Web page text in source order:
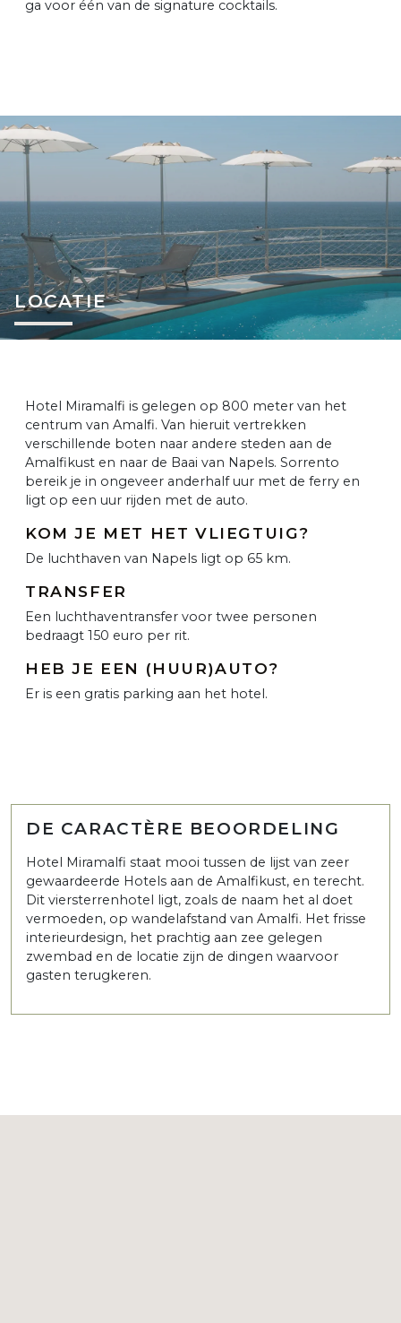
ga voor één van de signature cocktails.
LOCATIE
Hotel Miramalfi is gelegen op 800 meter van het
centrum van Amalfi. Van hieruit vertrekken
verschillende boten naar andere steden aan de
Amalfikust en naar de Baai van Napels. Sorrento
bereik je in ongeveer anderhalf uur met de ferry en
ligt op een uur rijden met de auto.
KOM JE MET HET VLIEGTUIG?
De luchthaven van Napels ligt op 65 km.
TRANSFER
Een luchthaventransfer voor twee personen
bedraagt 150 euro per rit.
HEB JE EEN (HUUR)AUTO?
Er is een gratis parking aan het hotel.
DE CARACTÈRE BEOORDELING
Hotel Miramalfi staat mooi tussen de lijst van zeer
gewaardeerde Hotels aan de Amalfikust, en terecht.
Dit viersterrenhotel ligt, zoals de naam het al doet
vermoeden, op wandelafstand van Amalfi. Het frisse
interieurdesign, het prachtig aan zee gelegen
zwembad en de locatie zijn de dingen waarvoor
gasten terugkeren.